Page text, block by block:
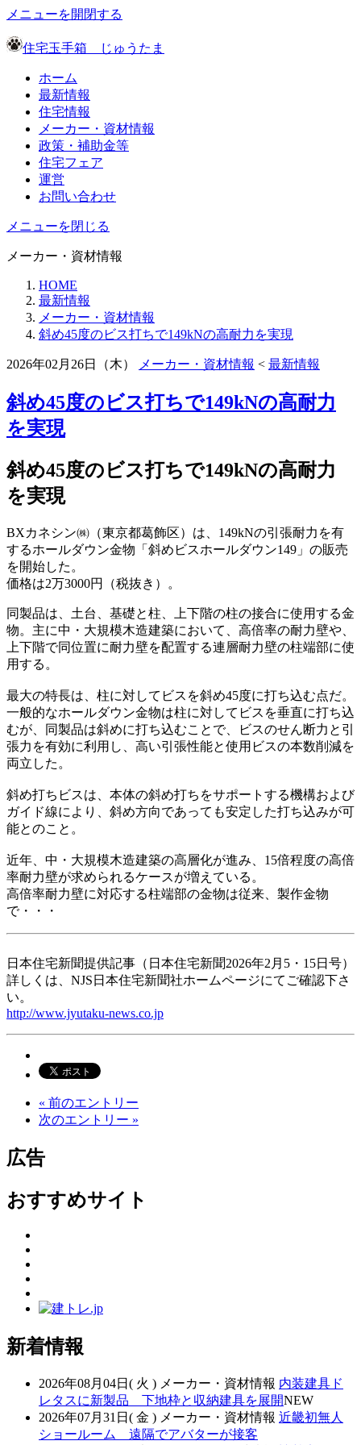
メニューを開閉する
住宅玉手箱 じゅうたま
ホーム
最新情報
住宅情報
メーカー・資材情報
政策・補助金等
住宅フェア
運営
お問い合わせ
メニューを閉じる
メーカー・資材情報
HOME
最新情報
メーカー・資材情報
斜め45度のビス打ちで149kNの高耐力を実現
2026年02月26日（木） メーカー・資材情報 < 最新情報
斜め45度のビス打ちで149kNの高耐力
を実現
斜め45度のビス打ちで149kNの高耐力
を実現
BXカネシン㈱（東京都葛飾区）は、149kNの引張耐力を有
するホールダウン金物「斜めビスホールダウン149」の販売
を開始した。
価格は2万3000円（税抜き）。
同製品は、土台、基礎と柱、上下階の柱の接合に使用する金
物。主に中・大規模木造建築において、高倍率の耐力壁や、
上下階で同位置に耐力壁を配置する連層耐力壁の柱端部に使
用する。
最大の特長は、柱に対してビスを斜め45度に打ち込む点だ。
一般的なホールダウン金物は柱に対してビスを垂直に打ち込
むが、同製品は斜めに打ち込むことで、ビスのせん断力と引
張力を有効に利用し、高い引張性能と使用ビスの本数削減を
両立した。
斜め打ちビスは、本体の斜め打ちをサポートする機構および
ガイド線により、斜め方向であっても安定した打ち込みが可
能とのこと。
近年、中・大規模木造建築の高層化が進み、15倍程度の高倍
率耐力壁が求められるケースが増えている。
高倍率耐力壁に対応する柱端部の金物は従来、製作金物
で・・・
日本住宅新聞提供記事（日本住宅新聞2026年2月5・15日号）
詳しくは、NJS日本住宅新聞社ホームページにてご確認下さ
い。
http://www.jyutaku-news.co.jp
« 前のエントリー
次のエントリー »
広告
おすすめサイト
新着情報
2026年08月04日( 火 ) メーカー・資材情報 内装建具ド
レタスに新製品 下地枠と収納建具を展開NEW
2026年07月31日( 金 ) メーカー・資材情報 近畿初無人
ショールーム 遠隔でアバターが接客